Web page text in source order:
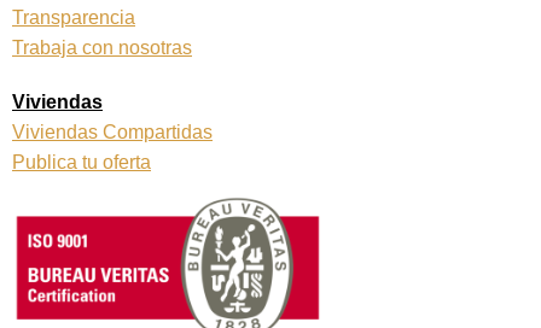
Transparencia
Trabaja con nosotras
Viviendas
Viviendas Compartidas
Publica tu oferta